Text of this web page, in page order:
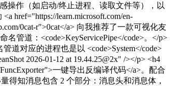
操作（如启动/终止进程、读取文件等），以
href="https://learn.microsoft.com/en-
0cat-r">0cat</a> 向我推荐了一款可视化友
名管道：<code>KeyServicePipe</code>。</p>
管道对应的进程也是以 <code>System</code>
2026-01-12 at 19.44.25@2x" /></p> <h4
一键导出反编译代码</a>。配合
得知消息包含 2 个部分：消息头和消息体，